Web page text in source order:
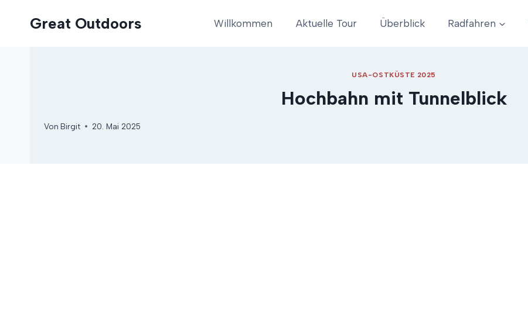
Great Outdoors Willkommen Aktuelle Tour Überblick Radfahren
USA-OSTKÜSTE 2025
Hochbahn mit Tunnelblick
Von Birgit 20. Mai 2025